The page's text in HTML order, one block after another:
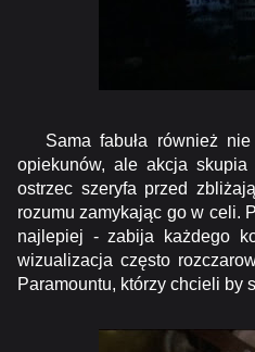
Sama fabuła również nie
opiekunów, ale akcja skupia
ostrzec szeryfa przed
rozumu zamykając go w celi.
najlepiej - zabija każdego
wizualizacja często
Paramountu, którzy chcieli by